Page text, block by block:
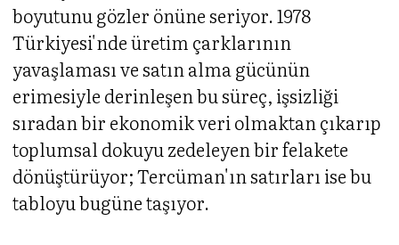
boyutunu gözler önüne seriyor. 1978
Türkiyesi'nde üretim çarklarının
yavaşlaması ve satın alma gücünün
erimesiyle derinleşen bu süreç, işsizliği
sıradan bir ekonomik veri olmaktan çıkarıp
toplumsal dokuyu zedeleyen bir felakete
dönüştürüyor; Tercüman'ın satırları ise bu
tabloyu bugüne taşıyor.